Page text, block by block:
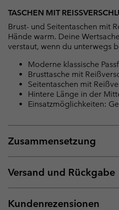
TASCHEN MIT
Brust- und Seitentaschen mit
Hände warm. Deine
verstaut, wenn du unterwegs
Moderne klassische
Brusttasche mit
Seitentaschen mit
Hintere Länge in der
Einsatzmöglichkeiten:
Zusammensetzung
Versand und Rückgabe
Kundenrezensionen